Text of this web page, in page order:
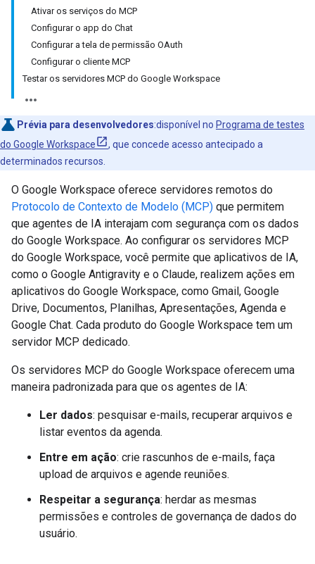
Ativar os serviços do MCP
Configurar o app do Chat
Configurar a tela de permissão OAuth
Configurar o cliente MCP
Testar os servidores MCP do Google Workspace
Prévia para desenvolvedores:disponível no Programa de testes
do Google Workspace
, que concede acesso antecipado a
determinados recursos.
O Google Workspace oferece servidores remotos do
Protocolo de Contexto de Modelo (MCP) que permitem
que agentes de IA interajam com segurança com os dados
do Google Workspace. Ao configurar os servidores MCP
do Google Workspace, você permite que aplicativos de IA,
como o Google Antigravity e o Claude, realizem ações em
aplicativos do Google Workspace, como Gmail, Google
Drive, Documentos, Planilhas, Apresentações, Agenda e
Google Chat. Cada produto do Google Workspace tem um
servidor MCP dedicado.
Os servidores MCP do Google Workspace oferecem uma
maneira padronizada para que os agentes de IA:
Ler dados: pesquisar e-mails, recuperar arquivos e
listar eventos da agenda.
Entre em ação: crie rascunhos de e-mails, faça
upload de arquivos e agende reuniões.
Respeitar a segurança: herdar as mesmas
permissões e controles de governança de dados do
usuário.